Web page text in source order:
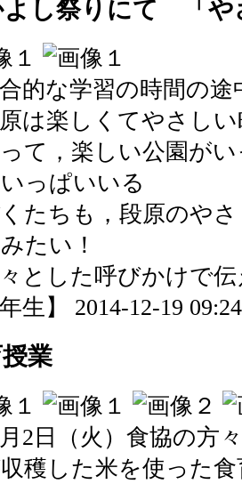
よし祭りにて 「や
的な学習の時間の途
は楽しくてやさしい
て，楽しい公園が
っぱいいる
たちも，段原のや
たい！
とした呼びかけで
年生】 2014-12-19
業
2日（火）食協の方
穫した米を使った